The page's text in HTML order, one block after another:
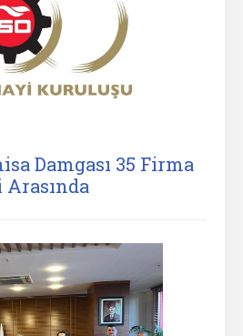
Damgası 35 Firma